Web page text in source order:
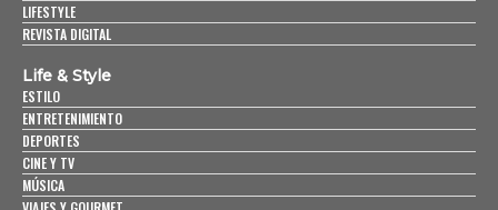
LIFESTYLE
REVISTA DIGITAL
Life & Style
ESTILO
ENTRETENIMIENTO
DEPORTES
CINE Y TV
MÚSICA